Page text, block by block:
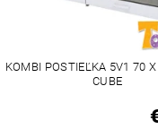
KOMBI POSTIEĽKA 5V1 70
CUBE